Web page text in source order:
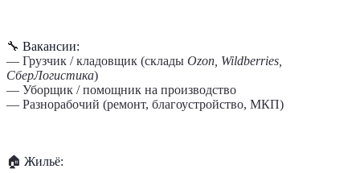
🔧 Вакансии:
— Грузчик / кладовщик (склады Ozon, Wildberries,
СберЛогистика)
— Уборщик / помощник на производство
— Разнорабочий (ремонт, благоустройство, МКП)
🏠 Жильё: